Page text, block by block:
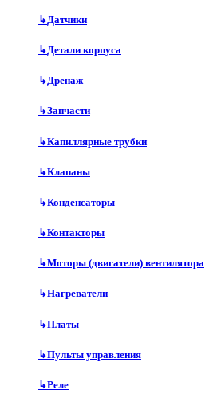
↳Датчики
↳Детали корпуса
↳Дренаж
↳Запчасти
↳Капиллярные трубки
↳Клапаны
↳Конденсаторы
↳Контакторы
↳Моторы (двигатели) вентилятора
↳Нагреватели
↳Платы
↳Пульты управления
↳Реле